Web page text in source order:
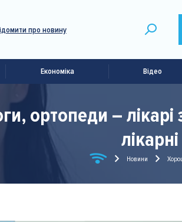
про новину
Економіка Відео
ортопеди –
лікарні
Новини